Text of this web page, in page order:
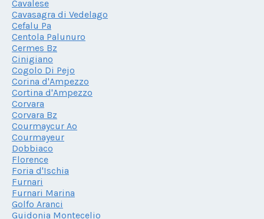
Cavalese
Cavasagra di Vedelago
Cefalu Pa
Centola Palunuro
Cermes Bz
Cinigiano
Cogolo Di Pejo
Corina d'Ampezzo
Cortina d'Ampezzo
Corvara
Corvara Bz
Courmaycur Ao
Courmayeur
Dobbiaco
Florence
Foria d'Ischia
Furnari
Furnari Marina
Golfo Aranci
Guidonia Montecelio